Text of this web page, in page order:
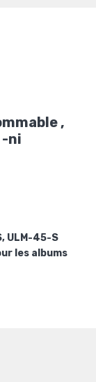
,
-ni
ULM-45-S
les albums